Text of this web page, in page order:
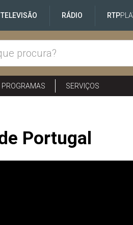
TELEVISÃO RÁDIO RTP
PROGRAMAS SERVIÇOS
Portugal